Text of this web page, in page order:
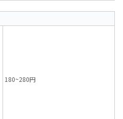
180~280円